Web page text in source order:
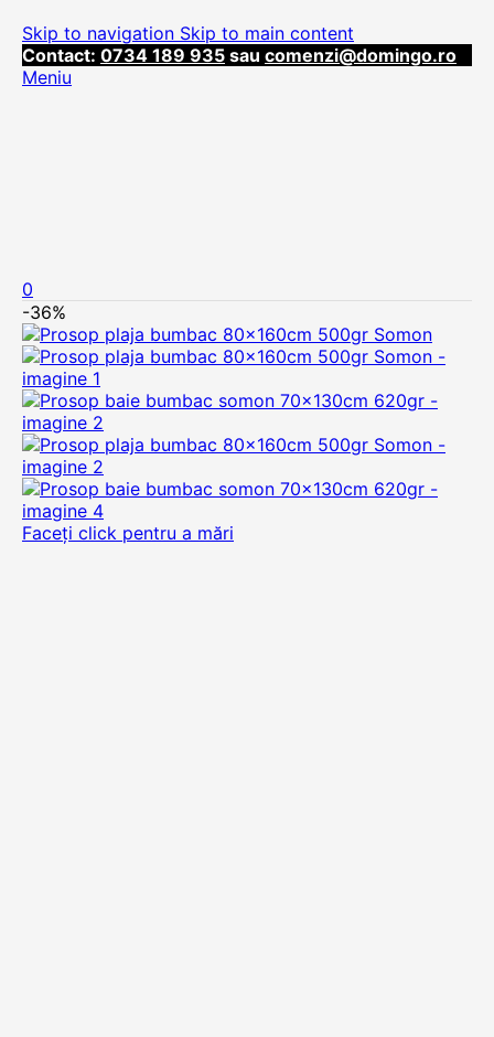
Skip to navigation Skip to main content
Contact: 0734 189 935 sau comenzi@domingo.ro
Meniu
0
-36%
Faceți click pentru a mări